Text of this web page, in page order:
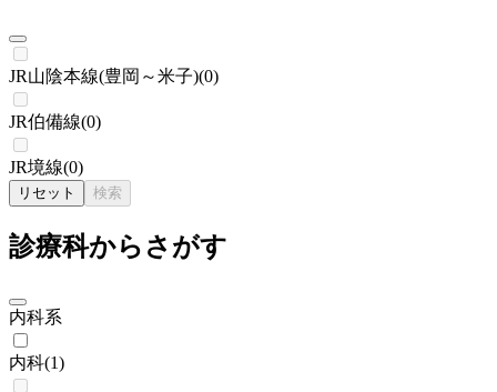
JR山陰本線(豊岡～米子)(0)
JR伯備線(0)
JR境線(0)
リセット 検索
診療科からさがす
内科系
内科(1)